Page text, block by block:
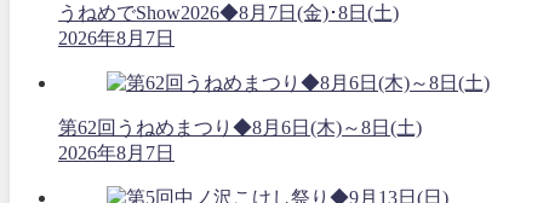
うねめでShow2026◆8月7日(金)･8日(土)
2026年8月7日
第62回うねめまつり◆8月6日(木)～8日(土)
2026年8月7日